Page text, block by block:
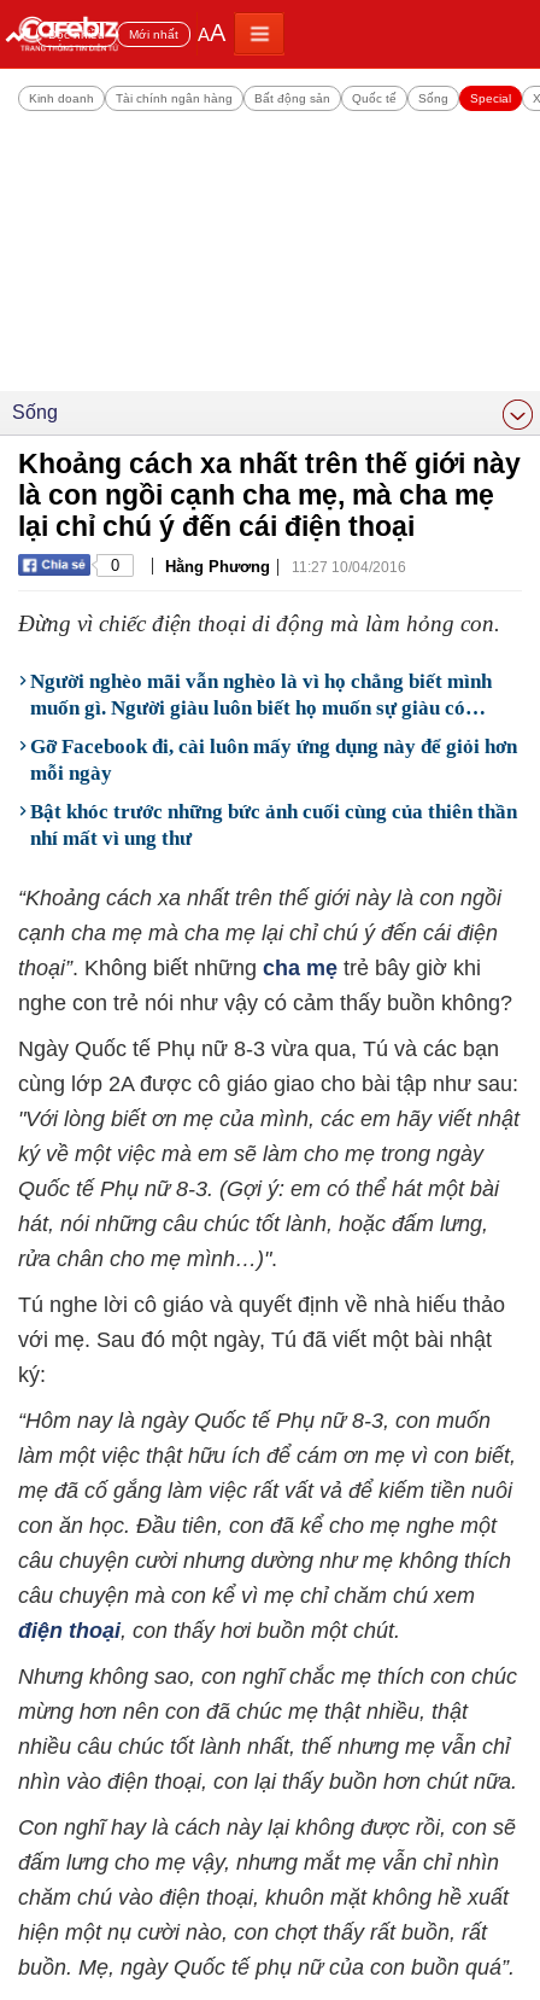
Đọc nhiều Mới nhất AA
Kinh doanh Tài chính ngân hàng Bất động sản Quốc tế Sống Special
Sống
Khoảng cách xa nhất trên thế giới này
là con ngồi cạnh cha mẹ, mà cha mẹ
lại chỉ chú ý đến cái điện thoại
0 | Hằng Phương | 11:27 10/04/2016
Đừng vì chiếc điện thoại di động mà làm hỏng con.
Người nghèo mãi vẫn nghèo là vì họ chẳng biết mình
muốn gì. Người giàu luôn biết họ muốn sự giàu có…
Gỡ Facebook đi, cài luôn mấy ứng dụng này để giỏi hơn
mỗi ngày
Bật khóc trước những bức ảnh cuối cùng của thiên thần
nhí mất vì ung thư
“Khoảng cách xa nhất trên thế giới này là con ngồi
cạnh cha mẹ mà cha mẹ lại chỉ chú ý đến cái điện
thoại”. Không biết những cha mẹ trẻ bây giờ khi
nghe con trẻ nói như vậy có cảm thấy buồn không?
Ngày Quốc tế Phụ nữ 8-3 vừa qua, Tú và các bạn
cùng lớp 2A được cô giáo giao cho bài tập như sau:
"Với lòng biết ơn mẹ của mình, các em hãy viết nhật
ký về một việc mà em sẽ làm cho mẹ trong ngày
Quốc tế Phụ nữ 8-3. (Gợi ý: em có thể hát một bài
hát, nói những câu chúc tốt lành, hoặc đấm lưng,
rửa chân cho mẹ mình…)".
Tú nghe lời cô giáo và quyết định về nhà hiếu thảo
với mẹ. Sau đó một ngày, Tú đã viết một bài nhật
ký:
“Hôm nay là ngày Quốc tế Phụ nữ 8-3, con muốn
làm một việc thật hữu ích để cám ơn mẹ vì con biết,
mẹ đã cố gắng làm việc rất vất vả để kiếm tiền nuôi
con ăn học. Đầu tiên, con đã kể cho mẹ nghe một
câu chuyện cười nhưng dường như mẹ không thích
câu chuyện mà con kể vì mẹ chỉ chăm chú xem
điện thoại, con thấy hơi buồn một chút.
Nhưng không sao, con nghĩ chắc mẹ thích con chúc
mừng hơn nên con đã chúc mẹ thật nhiều, thật
nhiều câu chúc tốt lành nhất, thế nhưng mẹ vẫn chỉ
nhìn vào điện thoại, con lại thấy buồn hơn chút nữa.
Con nghĩ hay là cách này lại không được rồi, con sẽ
đấm lưng cho mẹ vậy, nhưng mắt mẹ vẫn chỉ nhìn
chăm chú vào điện thoại, khuôn mặt không hề xuất
hiện một nụ cười nào, con chợt thấy rất buồn, rất
buồn. Mẹ, ngày Quốc tế phụ nữ của con buồn quá”.